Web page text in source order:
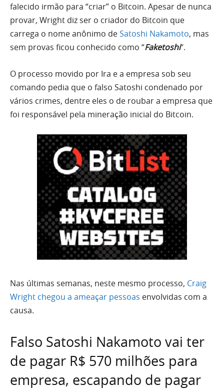
falecido irmão para “criar” o Bitcoin. Apesar de nunca
provar, Wright diz ser o criador do Bitcoin que
carrega o nome anônimo deSatoshi Nakamoto, mas
sem provas ficou conhecido como “Faketoshi“.
O processo movido por Ira e a empresa sob seu
comando pedia que o falso Satoshi condenado por
vários crimes, dentre eles o de roubar a empresa que
foi responsável pela mineração inicial do Bitcoin.
Nas últimas semanas, neste mesmo processo, Craig
Wright chegou a ameaçar pessoas envolvidas com a
causa.
Falso Satoshi Nakamoto vai ter
de pagar R$ 570 milhões para
empresa, escapando de pagar